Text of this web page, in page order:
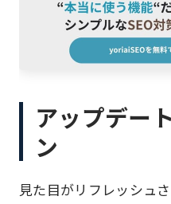
アップデー
ン
見た目がリフレッシュ